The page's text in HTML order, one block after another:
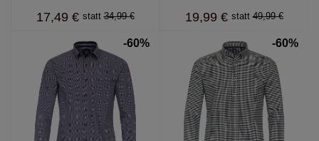
17,49 € 34,99 € 19,99 € 49,99 €
-60% -60%